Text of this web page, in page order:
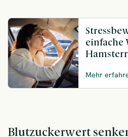
einfache
Mehr
Blutzuckerwert